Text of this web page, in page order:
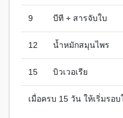
9 บีที + สารจับใบ
12 น้ำหมักสมุนไพร
15 บิวเวอเรีย
เมื่อครบ 15 วัน ให้เริ่มรอ